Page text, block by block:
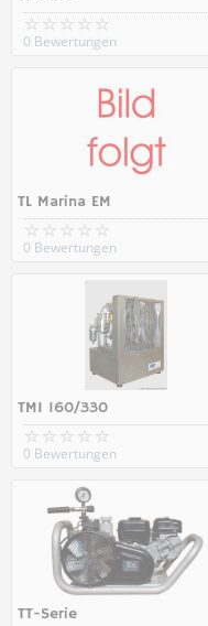
0 Bewertungen
TL Marina EM
0 Bewertungen
TMI 160/330
0 Bewertungen
TT-Serie